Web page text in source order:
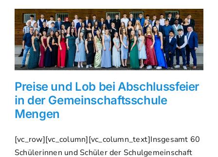
Preise und Lob bei Abschlussfeier
in der Gemeinschaftsschule
Mengen
[vc_row][vc_column][vc_column_text]Insgesamt 60
Schülerinnen und Schüler der Schulgemeinschaft